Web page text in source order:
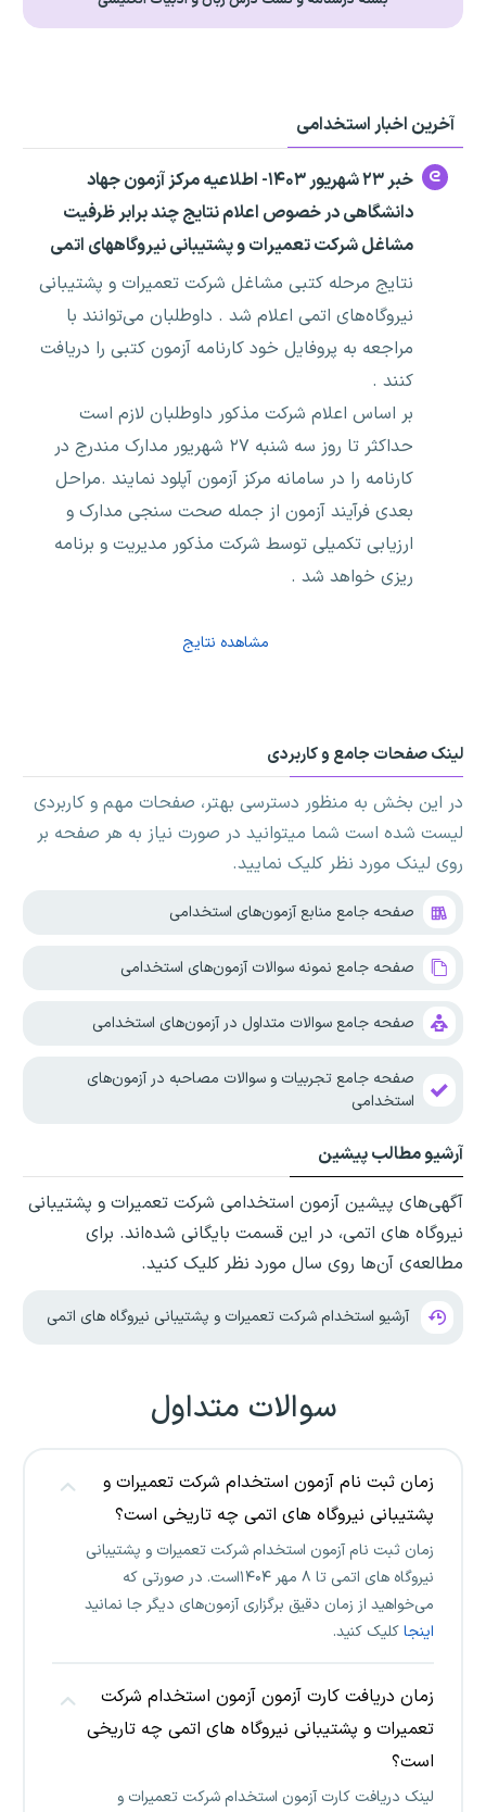
آخرین اخبار استخدامی
خبر ۲۳ شهریور ۱۴۰۳- اطلاعیه مرکز آزمون جهاد
دانشگاهی در خصوص اعلام نتایج چند برابر ظرفیت
مشاغل شرکت تعمیرات و پشتیبانی نیروگاههای اتمی
نتایج مرحله کتبی مشاغل شرکت تعمیرات و پشتیبانی
نیروگاه‌های اتمی اعلام شد . داوطلبان می‌توانند با
مراجعه به پروفایل خود کارنامه آزمون کتبی را دریافت
کنند .
بر اساس اعلام شرکت مذکور داوطلبان لازم است
حداکثر تا روز سه شنبه ۲۷ شهریور مدارک مندرج در
کارنامه را در سامانه مرکز آزمون آپلود نمایند ‌.مراحل
بعدی فرآیند آزمون از جمله صحت سنجی مدارک و
ارزیابی تکمیلی توسط شرکت مذکور مدیریت و برنامه
ریزی خواهد شد .
مشاهده نتایج
لینک صفحات جامع و کاربردی
در این بخش به منظور دسترسی بهتر، صفحات مهم و کاربردی
لیست شده است شما میتوانید در صورت نیاز به هر صفحه بر
روی لینک مورد نظر کلیک نمایید.
صفحه جامع منابع آزمون‌های استخدامی
صفحه جامع نمونه سوالات آزمون‌های استخدامی
صفحه جامع سوالات متداول در آزمون‌های استخدامی
صفحه جامع تجربیات و سوالات مصاحبه در آزمون‌های
استخدامی
آرشیو مطالب پیشین
آگهی‌های پیشین آزمون استخدامی شرکت تعمیرات و پشتیبانی
نیروگاه های اتمی، در این قسمت بایگانی شده‌اند. برای
مطالعه‌ی آن‌ها روی سال مورد نظر کلیک کنید.
آرشیو استخدام شرکت تعمیرات و پشتیبانی نیروگاه های اتمی
سوالات متداول
زمان ثبت نام آزمون استخدام شرکت تعمیرات و
پشتیبانی نیروگاه های اتمی چه تاریخی است؟
زمان ثبت نام آزمون استخدام شرکت تعمیرات و پشتیبانی
نیروگاه های اتمی تا ۸ مهر ۱۴۰۴است. در صورتی که
می‌خواهید از زمان دقیق برگزاری آزمون‌های دیگر جا نمانید
اینجاکلیک کنید.
زمان دریافت کارت آزمون آزمون استخدام شرکت
تعمیرات و پشتیبانی نیروگاه های اتمی چه تاریخی
است؟
لینک دریافت کارت آزمون استخدام شرکت تعمیرات و